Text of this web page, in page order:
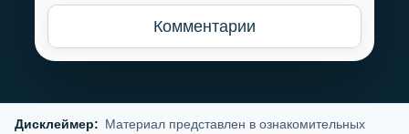
Комментарии
Дисклеймер: Материал представлен в ознакомительных